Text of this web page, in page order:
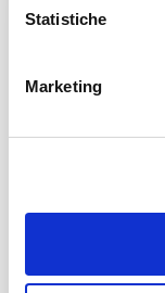
Statistiche
Marketing